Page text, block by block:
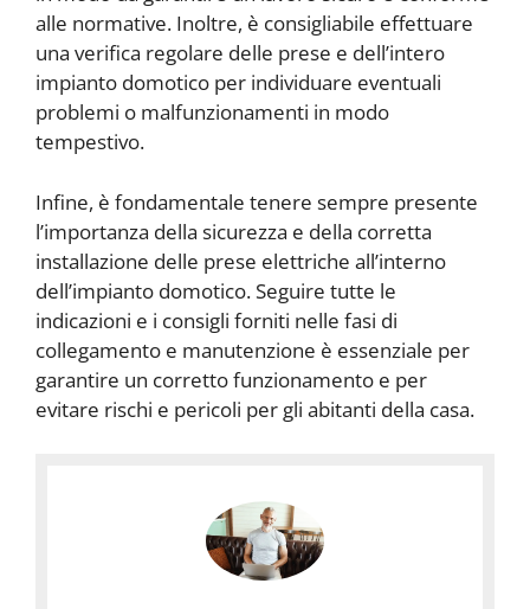
alle normative. Inoltre, è consigliabile effettuare
una verifica regolare delle prese e dell’intero
impianto domotico per individuare eventuali
problemi o malfunzionamenti in modo
tempestivo.
Infine, è fondamentale tenere sempre presente
l’importanza della sicurezza e della corretta
installazione delle prese elettriche all’interno
dell’impianto domotico. Seguire tutte le
indicazioni e i consigli forniti nelle fasi di
collegamento e manutenzione è essenziale per
garantire un corretto funzionamento e per
evitare rischi e pericoli per gli abitanti della casa.